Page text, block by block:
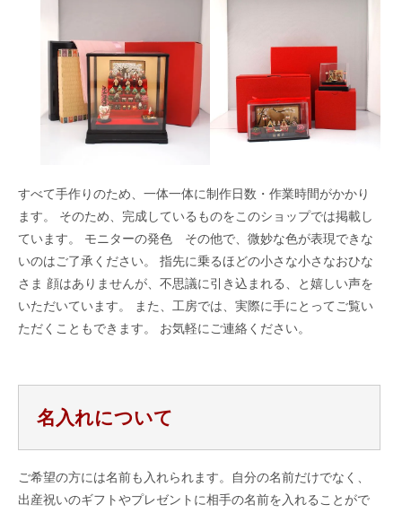
すべて手作りのため、一体一体に制作日数・作業時間がかかり
ます。 そのため、完成しているものをこのショップでは掲載し
ています。 モニターの発色 その他で、微妙な色が表現できな
いのはご了承ください。 指先に乗るほどの小さな小さなおひな
さま 顔はありませんが、不思議に引き込まれる、と嬉しい声を
いただいています。 また、工房では、実際に手にとってご覧い
ただくこともできます。 お気軽にご連絡ください。
名入れについて
ご希望の方には名前も入れられます。自分の名前だけでなく、
出産祝いのギフトやプレゼントに相手の名前を入れることがで